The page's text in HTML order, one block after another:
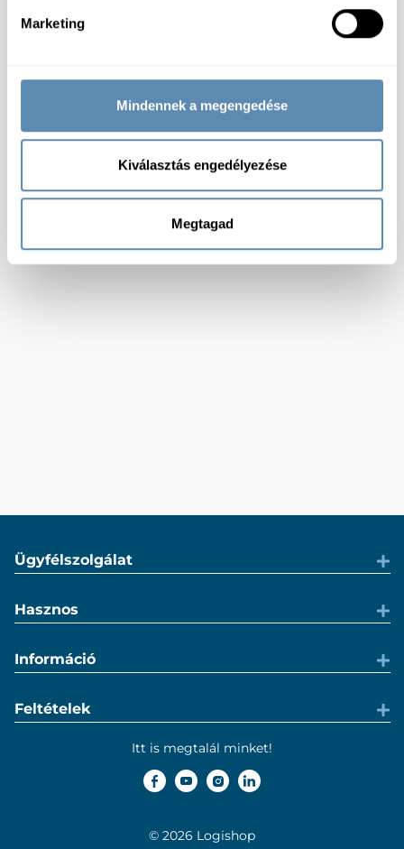
Marketing
Mindennek a megengedése
Kiválasztás engedélyezése
Megtagad
Ügyfélszolgálat
Hasznos
Információ
Feltételek
Itt is megtalál minket!
© 2026 Logishop